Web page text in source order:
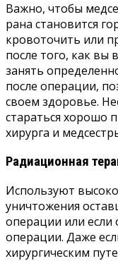
Важно, чтобы
рана становится
кровоточить или
после того, как вы
занять
после операции,
своем здоровье.
стараться хорошо
хирурга и
Радиационная
Используют
уничтожения
операции или если
операции. Даже
хирургическим